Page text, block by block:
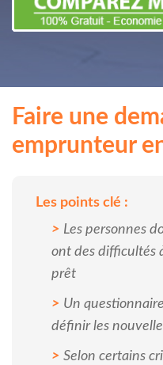
Faire une
emprunteur
Les points clé :
Les personnes
ont des difficultés
prêt
Un
définir les
Selon certains